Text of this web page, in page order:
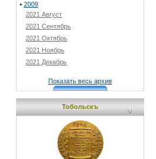
• 2009
2021 Август
2021 Сентябрь
2021 Октябрь
2021 Ноябрь
2021 Декабрь
Показать весь архив
Тобольскъ